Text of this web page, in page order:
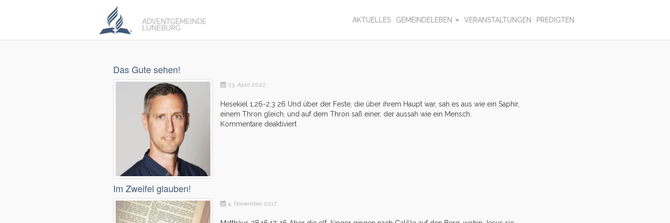
AKTUELLES GEMEINDELEBEN VERANSTALTUNGEN PREDIGTEN
Das Gute sehen!
23. April 2022
Hesekiel 1,26-2,3 26 Und über der Feste, die über ihrem Haupt war, sah es aus wie ein Saphir,
einem Thron gleich, und auf dem Thron saß einer, der aussah wie ein Mensch.
Kommentare deaktiviertfür
Im Zweifel glauben!
4. November 2017